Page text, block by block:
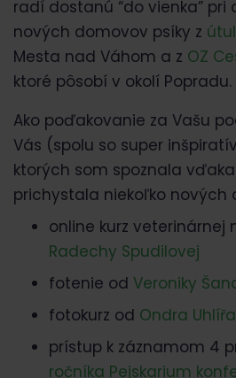
radí dostanú “do vienka”
nových domovov psíky z
Mesta nad Váhom a z OZ
ktoré pôsobí v okolí Popradu.
Ako poďakovanie za Vašu
Vás (spolu so super
ktorých som spoznala
prichystala niekoľko nových
online kurz veterinárnej
Radechy Spudilovej
fotenie od Veroniky
fotokurz od Ondra Uhlířa
prístup k záznamom 4
ročníka Pejskarium